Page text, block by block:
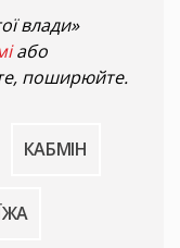
влади»
або
поширюйте.
КАБМІН